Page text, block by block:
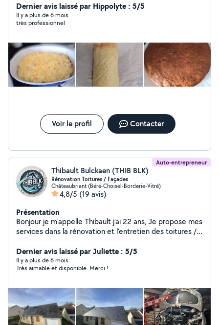
Dernier avis laissé par Hippolyte : 5/5
Il y a plus de 6 mois
très professionnel
Voir le profil Contacter
Auto-entrepreneur
Thibault Bulckaen (THIB BLK)
Rénovation Toitures / Façades
Châteaubriant (Béré-Choisel-Borderie-Vitré)
4,8/5 (19 avis)
Présentation
Bonjour je m'appelle Thibault j'ai 22 ans, Je propose mes
services dans la rénovation et l'entretien des toitures /
muret / tout types d'éléments extérieurs - traitement
hydrofuge incolore / coloré - traitement anti mousse
curatif / préventif - débouchage gouttières etc -
ardoises de rives , etc Et encore plein d'autres
prestations de services ! N'hésitez pas à me contacter !
Cordialement. Société THIB BLK Auto-entrepreneur
Expert dans le nettoyage des éléments extérieurs.
Dernier avis laissé par Juliette : 5/5
Il y a plus de 6 mois
Très aimable et disponible. Merci !